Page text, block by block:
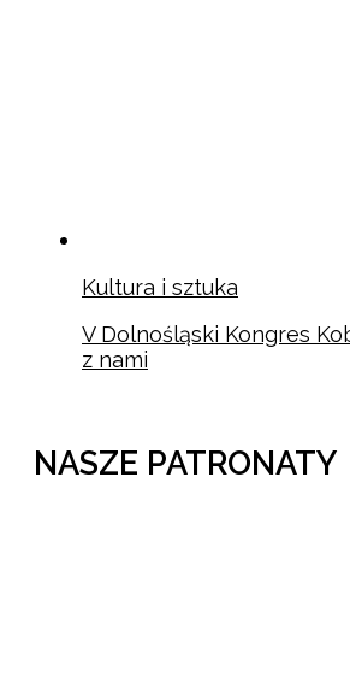
Kultura i sztuka
V Dolnośląski Kongres
z nami
NASZE PATRONATY